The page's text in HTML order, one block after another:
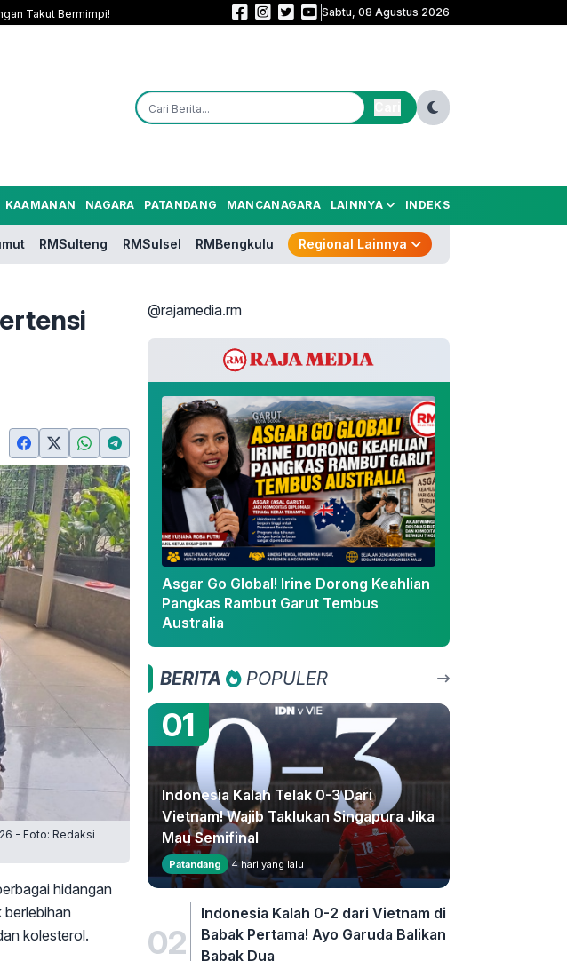
Takut Bermimpi! Sekolah Rakyat Rintisan Hadir di Curug, 400 Anak Jalanan Dibidik Kembali
Sabtu, 08 Agustus 2026
KAAMANAN NAGARA PATANDANG MANCANAGARA LAINNYA INDEKS
RMSulteng RMSulsel RMBengkulu Regional Lainnya
- Foto: Redaksi
hidangan
berlebihan
kolesterol.
@rajamedia.rm
Asgar Go Global! Irine Dorong Keahlian
Pangkas Rambut Garut Tembus
Australia
BERITA POPULER
01
Indonesia Kalah Telak 0-3 Dari
Vietnam! Wajib Taklukan Singapura Jika
Mau Semifinal
Patandang 4 hari yang lalu
02
Indonesia Kalah 0-2 dari Vietnam di
Babak Pertama! Ayo Garuda Balikan
Babak Dua